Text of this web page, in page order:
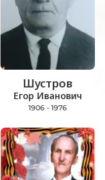
Шустров
Егор Иванович
1906 - 1976